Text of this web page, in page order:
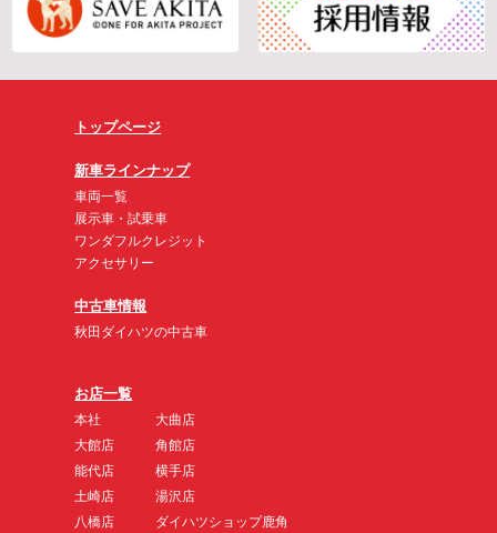
トップページ
新車ラインナップ
車両一覧
展示車・試乗車
ワンダフルクレジット
アクセサリー
中古車情報
秋田ダイハツの中古車
お店一覧
本社
大館店
能代店
土崎店
八橋店
大曲店
角館店
横手店
湯沢店
ダイハツショップ鹿角